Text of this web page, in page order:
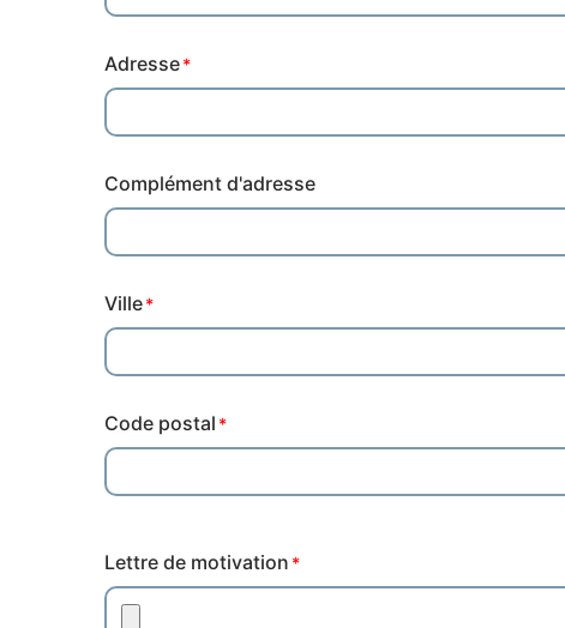
Adresse
Adresse
Complément d'adresse
Ville
Code postal
Lettre de motivation